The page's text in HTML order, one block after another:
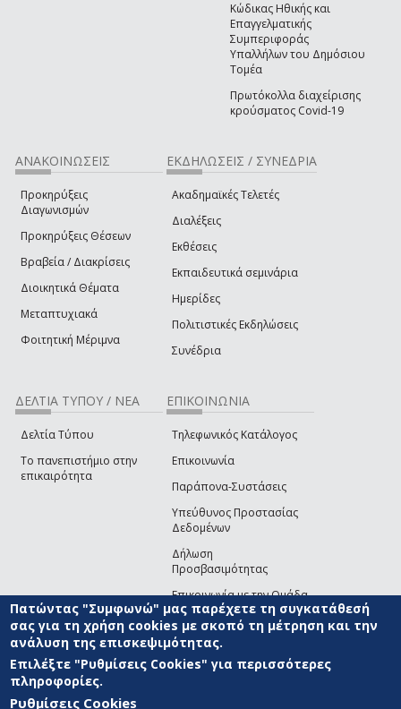
Κώδικας Ηθικής και
Επαγγελματικής
Συμπεριφοράς
Υπαλλήλων του Δημόσιου
Τομέα
Πρωτόκολλα διαχείρισης
κρούσματος Covid-19
ΑΝΑΚΟΙΝΩΣΕΙΣ
Προκηρύξεις
Διαγωνισμών
Προκηρύξεις Θέσεων
Βραβεία / Διακρίσεις
Διοικητικά Θέματα
Μεταπτυχιακά
Φοιτητική Μέριμνα
ΕΚΔΗΛΩΣΕΙΣ / ΣΥΝΕΔΡΙΑ
Ακαδημαϊκές Τελετές
Διαλέξεις
Εκθέσεις
Εκπαιδευτικά σεμινάρια
Ημερίδες
Πολιτιστικές Εκδηλώσεις
Συνέδρια
ΔΕΛΤΙΑ ΤΥΠΟΥ / ΝΕΑ
Δελτία Τύπου
Το πανεπιστήμιο στην
επικαιρότητα
ΕΠΙΚΟΙΝΩΝΙΑ
Τηλεφωνικός Κατάλογος
Επικοινωνία
Παράπονα-Συστάσεις
Υπεύθυνος Προστασίας
Δεδομένων
Δήλωση
Προσβασιμότητας
Επικοινωνία με την Ομάδα
Ανάπτυξης του site(link sends e-mail)
© ΠΑΝΕΠΙΣΤΗΜΙΟ ΑΙΓΑΙΟΥ ΟΡΟΙ ΧΡΗΣΗΣ
ΑΝΑΠΤΥΞΗΣ
Πατώντας "Συμφωνώ" μας παρέχετε τη συγκατάθεσή
σας για τη χρήση cookies με σκοπό τη μέτρηση και την
ανάλυση της επισκεψιμότητας.
Επιλέξτε "Ρυθμίσεις Cookies" για περισσότερες
πληροφορίες.
Ρυθμίσεις Cookies